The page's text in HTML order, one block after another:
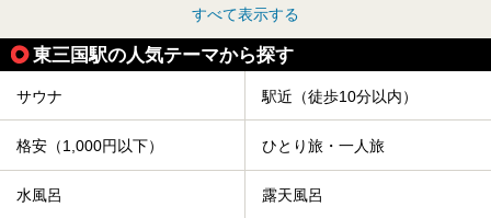
すべて表示する
東三国駅の人気テーマから探す
サウナ 駅近（徒歩10分以内）
格安（1,000円以下） ひとり旅・一人旅
水風呂 露天風呂